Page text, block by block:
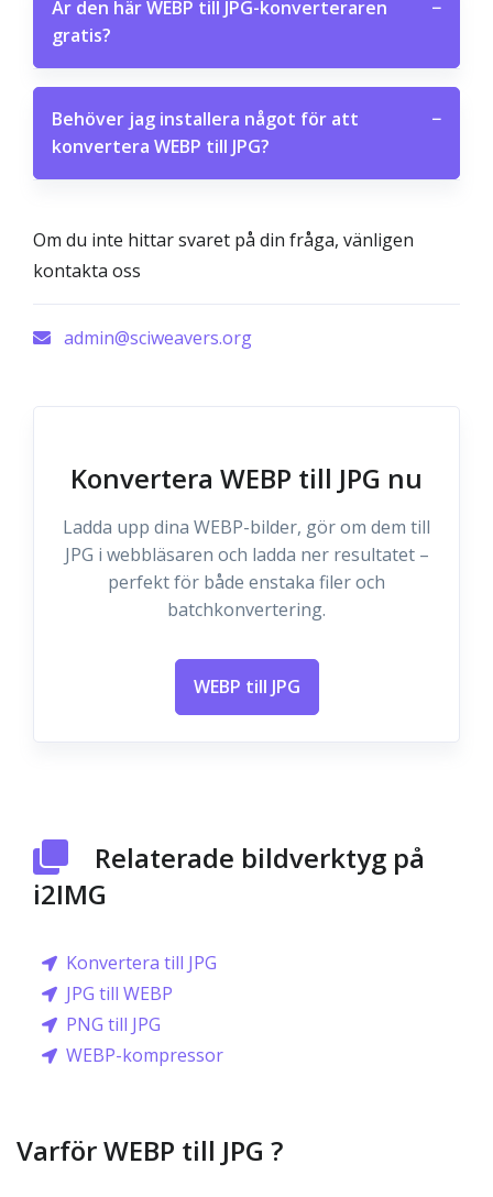
Är den här WEBP till JPG-konverteraren
gratis?
−
Behöver jag installera något för att
konvertera WEBP till JPG?
−
Om du inte hittar svaret på din fråga, vänligen
kontakta oss
admin@sciweavers.org
Konvertera WEBP till JPG nu
Ladda upp dina WEBP-bilder, gör om dem till
JPG i webbläsaren och ladda ner resultatet –
perfekt för både enstaka filer och
batchkonvertering.
WEBP till JPG
Relaterade bildverktyg på
i2IMG
Konvertera till JPG
JPG till WEBP
PNG till JPG
WEBP-kompressor
Varför WEBP till JPG ?